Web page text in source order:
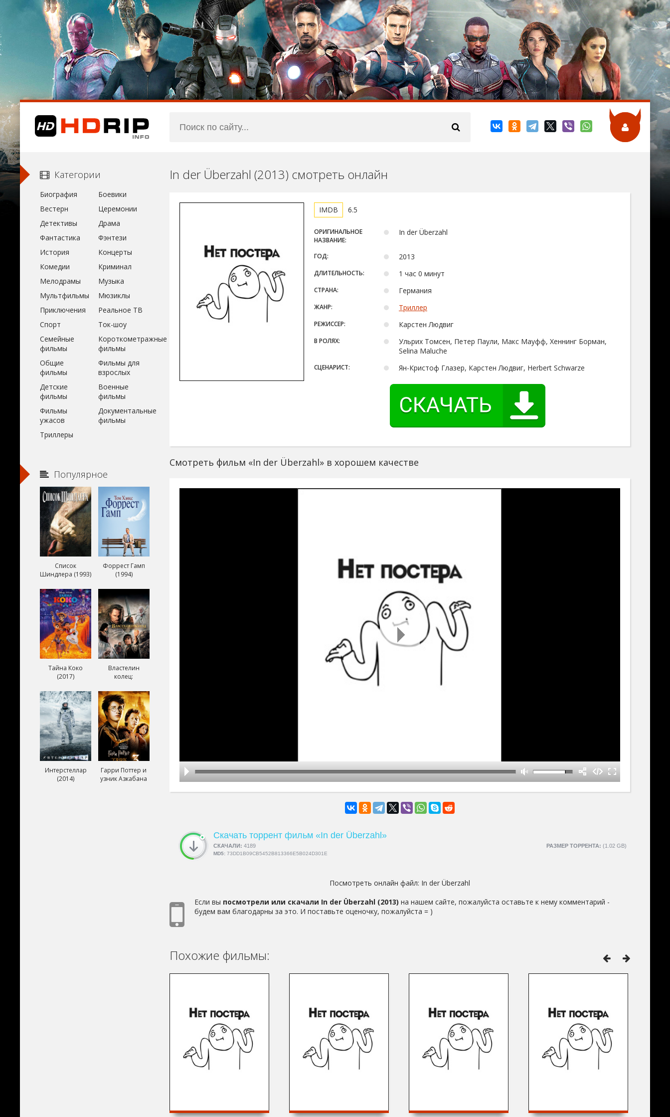
In der Überzahl (2013) смотреть онлайн
6.5
ОРИГИНАЛЬНОЕ
НАЗВАНИЕ:
In der Überzahl
ГОД: 2013
ДЛИТЕЛЬНОСТЬ: 1 час 0 минут
СТРАНА: Германия
ЖАНР: Триллер
РЕЖИССЕР: Карстен Людвиг
В РОЛЯХ:
Ульрих Томсен, Петер Паули, Макс Мауфф, Хеннинг Борман,
Selina Maluche
СЦЕНАРИСТ: Ян-Кристоф Глазер, Карстен Людвиг, Herbert Schwarze
Смотреть фильм «In der Überzahl» в хорошем качестве
Скачать торрент фильм «In der Überzahl»
РАЗМЕР ТОРРЕНТА: (1.02 GB)
СКАЧАЛИ: 4189
MD5: 73DD1B09CB5452B813366E5B024D301E
Посмотреть онлайн файл: In der Überzahl
Если вы посмотрели или скачали In der Überzahl (2013) на нашем сайте, пожалуйста оставьте к нему комментарий -
будем вам благодарны за это. И поставьте оценочку, пожалуйста = )
Похожие фильмы:
Категории
Биография
Боевики
Вестерн
Церемонии
Детективы
Драма
Фантастика
Фэнтези
История
Концерты
Комедии
Криминал
Мелодрамы
Музыка
Мультфильмы
Мюзиклы
Приключения
Реальное ТВ
Спорт
Ток-шоу
Семейные
фильмы
Короткометражные
фильмы
Общие
фильмы
Фильмы для
взрослых
Детские
фильмы
Военные
фильмы
Фильмы
ужасов
Документальные
фильмы
Триллеры
Популярное
Список
Шиндлера (1993)
Форрест Гамп
(1994)
Тайна Коко
(2017)
Властелин
колец:
короля (2003)
Интерстеллар
(2014)
Гарри Поттер и
узник Азкабана